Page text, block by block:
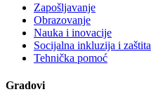
Zapošljavanje
Obrazovanje
Nauka i inovacije
Socijalna inkluzija i zaštita
Tehnička pomoć
Gradovi